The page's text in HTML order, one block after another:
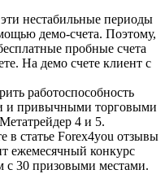
нестабильные периоды
демо-счета. Поэтому,
пробные счета
На демо счете клиент с
работоспособность
и привычными торговыми
4 и 5.
в статье Forex4you отзывы
ежемесячный конкурс
с 30 призовыми местами.